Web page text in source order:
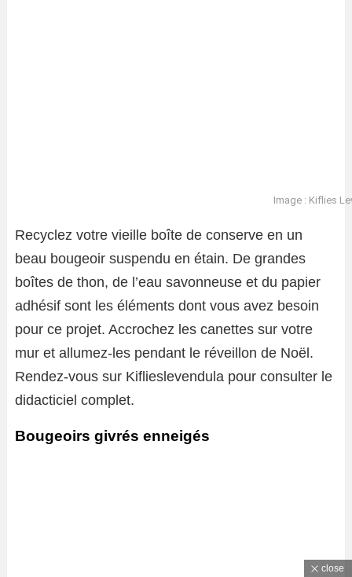
Image : Kiflies
Recyclez votre vieille boîte de conserve en un
beau bougeoir suspendu en étain. De grandes
boîtes de thon, de l’eau savonneuse et du papier
adhésif sont les éléments dont vous avez besoin
pour ce projet. Accrochez les canettes sur votre
mur et allumez-les pendant le réveillon de Noël.
Rendez-vous sur Kiflieslevendula pour consulter le
didacticiel complet.
Bougeoirs givrés enneigés
close